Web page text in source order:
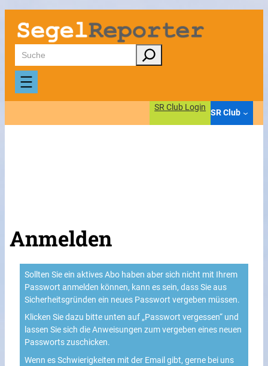
Suchen
SR Club Login
SR Club
Anmelden
Sollten Sie ein aktives Abo haben aber sich nicht mit Ihrem
Passwort anmelden können, kann es sein, dass Sie aus
Sicherheitsgründen ein neues Passwort vergeben müssen.
Klicken Sie dazu bitte unten auf „Passwort vergessen“ und
lassen Sie sich die Anweisungen zum vergeben eines neuen
Passworts zuschicken.
Wenn es Schwierigkeiten mit der Email gibt, gerne bei uns